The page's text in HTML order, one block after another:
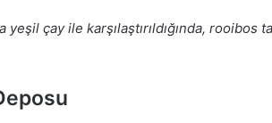
yeşil çay ile karşılaştırıldığında,